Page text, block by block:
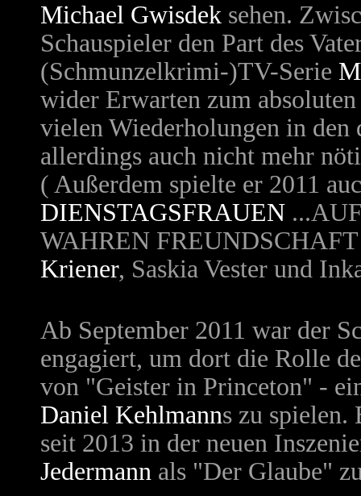
Michael Gwisdek sehen.
Schauspieler den Part des
(Schmunzelkrimi-)TV-Serie
wider Erwarten zum
vielen Wiederholungen in den
allerdings auch nicht mehr
( Außerdem spielte er 2011
DIENSTAGSFRAUEN
WAHREN FREUNDSCHAFT
Kriener, Saskia Vester und
Ab September 2011 war der
engagiert, um dort die Rolle
von "Geister in Princeton" -
Daniel Kehlmanns zu spielen.
seit 2013 in der neuen
Jedermann als "Der Glaube"